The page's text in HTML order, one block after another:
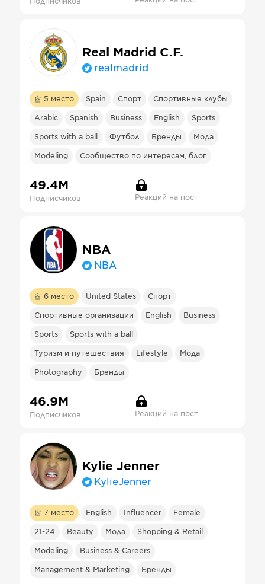
Real Madrid C.F.
realmadrid
5 место Spain Спорт Спортивные клубы
Arabic Spanish Business English Sports
Sports with a ball Футбол Бренды Мода
Modeling Сообщество по интересам, блог
49.4М
Подписчиков Реакций на пост
NBA
NBA
6 место United States Спорт
Спортивные организации English Business
Sports Sports with a ball
Туризм и путешествия Lifestyle Мода
Photography Бренды
46.9М
Подписчиков Реакций на пост
Kylie Jenner
KylieJenner
7 место English Influencer Female
21-24 Beauty Мода Shopping & Retail
Modeling Business & Careers
Management & Marketing Бренды